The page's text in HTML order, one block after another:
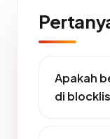
Apakah
di